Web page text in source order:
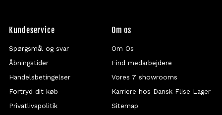
Kundeservice
Spørgsmål og svar
Åbningstider
Handelsbetingelser
Fortryd dit køb
Privatlivspolitik
Om os
Om Os
Find medarbejdere
Vores 7 showrooms
Karriere hos Dansk Flise Lager
Sitemap